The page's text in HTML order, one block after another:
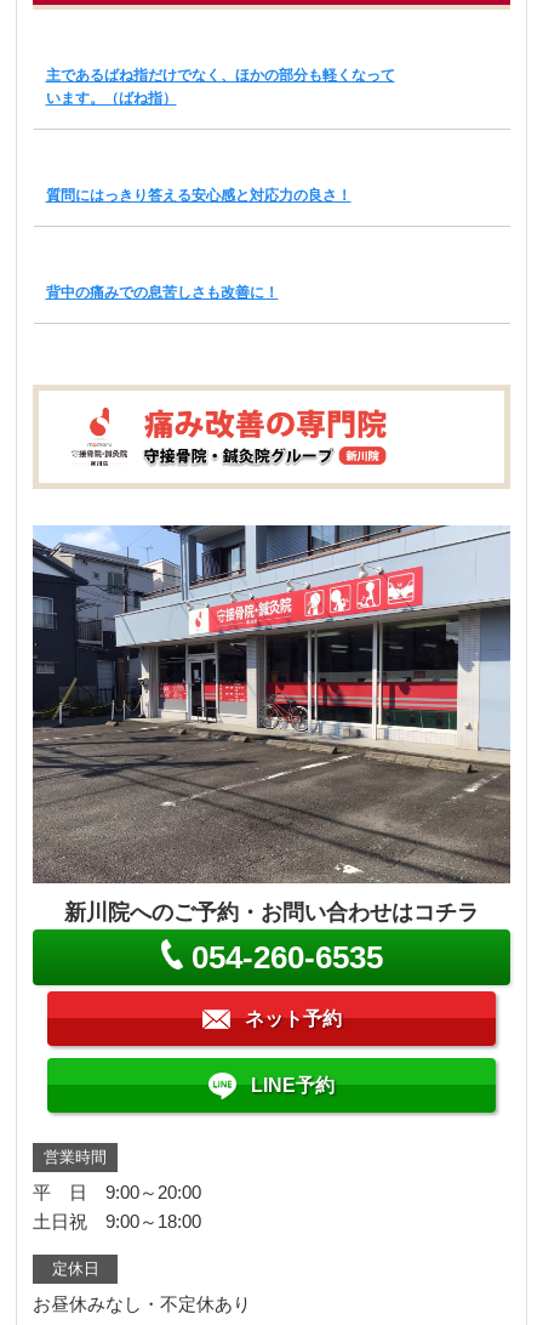
主であるばね指だけでなく、ほかの部分も軽くなって
います。（ばね指）
質問にはっきり答える安心感と対応力の良さ！
背中の痛みでの息苦しさも改善に！
新川院へのご予約・お問い合わせはコチラ
054-260-6535
ネット予約
LINE予約
営業時間
平 日 9:00～20:00
土日祝 9:00～18:00
定休日
お昼休みなし・不定休あり